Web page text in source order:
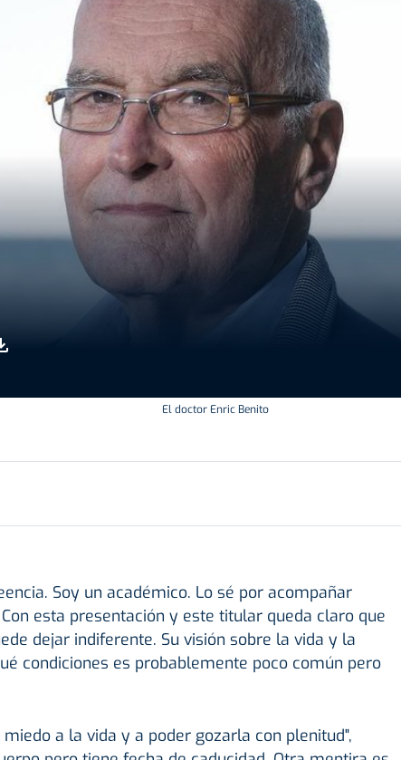
El doctor Enric Benito
Soy un académico. Lo sé por acompañar
esta presentación y este titular queda claro que
dejar indiferente. Su visión sobre la vida y la
condiciones es probablemente poco común pero
a la vida y a poder gozarla con plenitud",